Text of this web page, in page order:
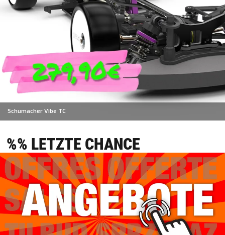
Schumacher Vibe TC
%% LETZTE CHANCE